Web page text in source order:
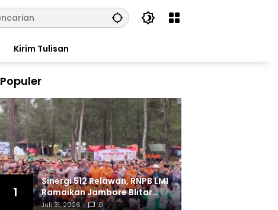
Kirim Tulisan
Populer
1
Sinergi 512 Relawan, RNPB LMI
Ramaikan Jambore Blitar
Raya 2026
Juli 31, 2026 0